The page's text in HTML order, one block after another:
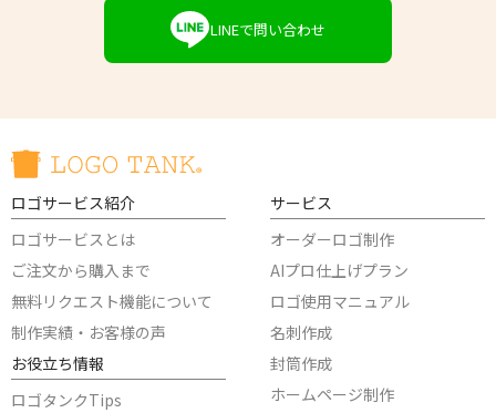
LINEで問い合わせ
ロゴサービス紹介
ロゴサービスとは
ご注文から購入まで
無料リクエスト機能について
制作実績・お客様の声
お役立ち情報
ロゴタンクTips
サービス
オーダーロゴ制作
AIプロ仕上げプラン
ロゴ使用マニュアル
名刺作成
封筒作成
ホームページ制作